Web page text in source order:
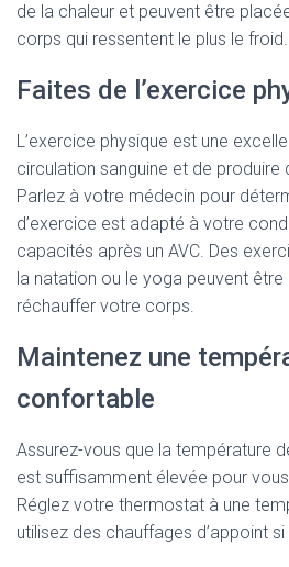
de la chaleur et peuvent être
corps qui ressentent le plus le froid.
Faites de l’exercice
L’exercice physique est une
circulation sanguine et de produire
Parlez à votre médecin pour
d’exercice est adapté à votre
capacités après un AVC. Des
la natation ou le yoga peuvent
réchauffer votre corps.
Maintenez une
confortable
Assurez-vous que la température
est suffisamment élevée pour
Réglez votre thermostat à une
utilisez des chauffages d’appoint